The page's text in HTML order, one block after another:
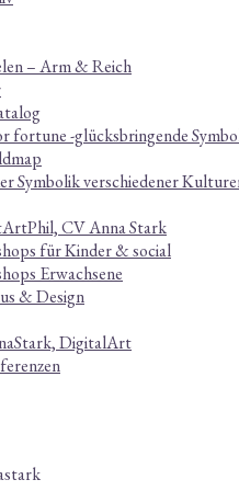
– Arm & Reich
fortune -glücksbringende
Symbolik verschiedener
CV Anna Stark
für Kinder & social
Erwachsene
& Design
DigitalArt